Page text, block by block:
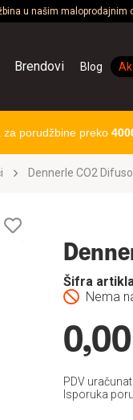
u našim
Brendovi Blog
za porudžbine preko
Dennerle CO2
želja
Nema
Šifra
0,00
PDV
Isporuka